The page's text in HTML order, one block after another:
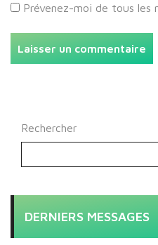
Prévenez-moi de tous les
Rechercher
DERNIERS MESSAGES